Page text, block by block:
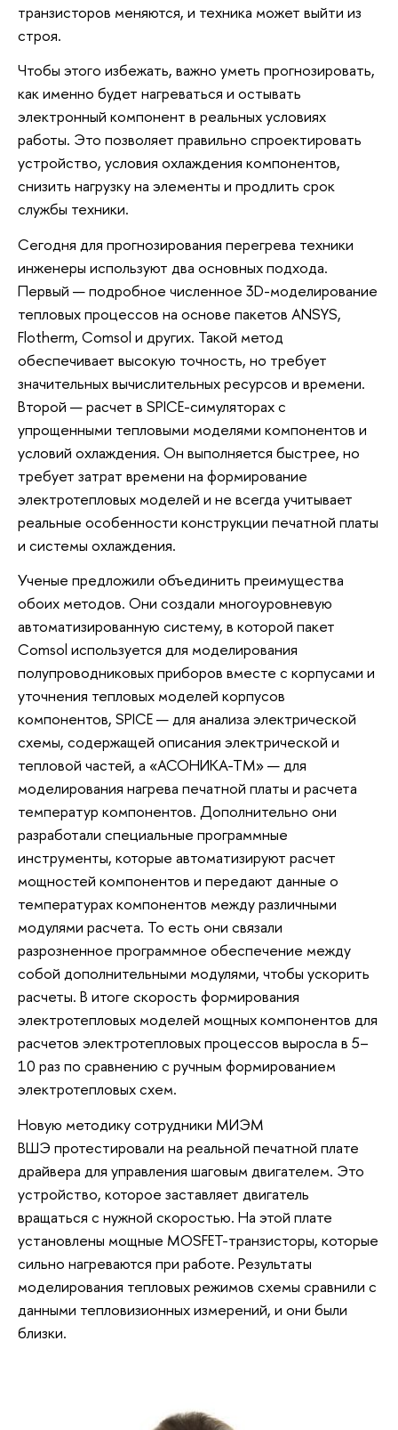
транзисторов меняются, и техника может выйти из
строя.
Чтобы этого избежать, важно уметь прогнозировать,
как именно будет нагреваться и остывать
электронный компонент в реальных условиях
работы. Это позволяет правильно спроектировать
устройство, условия охлаждения компонентов,
снизить нагрузку на элементы и продлить срок
службы техники.
Сегодня для прогнозирования перегрева техники
инженеры используют два основных подхода.
Первый — подробное численное 3D-моделирование
тепловых процессов на основе пакетов ANSYS,
Flotherm, Comsol и других. Такой метод
обеспечивает высокую точность, но требует
значительных вычислительных ресурсов и времени.
Второй — расчет в SPICE-симуляторах с
упрощенными тепловыми моделями компонентов и
условий охлаждения. Он выполняется быстрее, но
требует затрат времени на формирование
электротепловых моделей и не всегда учитывает
реальные особенности конструкции печатной платы
и системы охлаждения.
Ученые предложили объединить преимущества
обоих методов. Они создали многоуровневую
автоматизированную систему, в которой пакет
Comsol используется для моделирования
полупроводниковых приборов вместе с корпусами и
уточнения тепловых моделей корпусов
компонентов, SPICE — для анализа электрической
схемы, содержащей описания электрической и
тепловой частей, а «АСОНИКА-ТМ» — для
моделирования нагрева печатной платы и расчета
температур компонентов. Дополнительно они
разработали специальные программные
инструменты, которые автоматизируют расчет
мощностей компонентов и передают данные о
температурах компонентов между различными
модулями расчета. То есть они связали
разрозненное программное обеспечение между
собой дополнительными модулями, чтобы ускорить
расчеты. В итоге скорость формирования
электротепловых моделей мощных компонентов для
расчетов электротепловых процессов выросла в 5–
10 раз по сравнению с ручным формированием
электротепловых схем.
Новую методику сотрудники МИЭМ
ВШЭ протестировали на реальной печатной плате
драйвера для управления шаговым двигателем. Это
устройство, которое заставляет двигатель
вращаться с нужной скоростью. На этой плате
установлены мощные MOSFET-транзисторы, которые
сильно нагреваются при работе. Результаты
моделирования тепловых режимов схемы сравнили с
данными тепловизионных измерений, и они были
близки.